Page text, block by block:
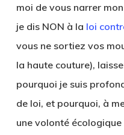
moi de vous narrer
je dis NON à la loi
vous ne sortiez vos
la haute couture),
pourquoi je suis
de loi, et pourquoi, à
une volonté écologique